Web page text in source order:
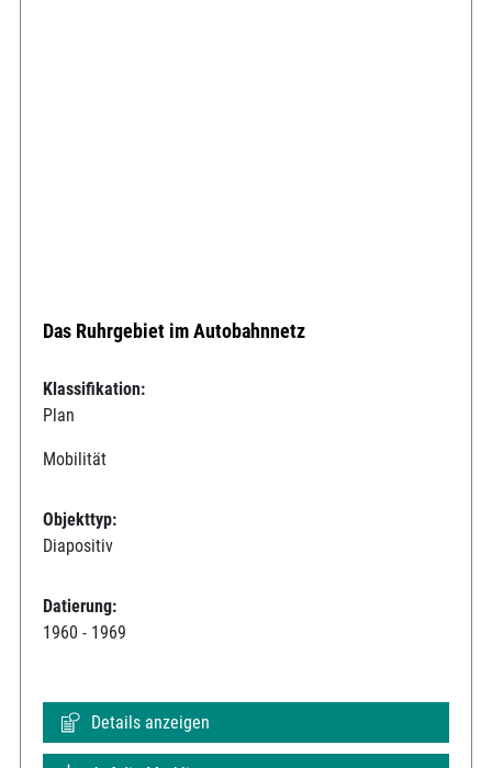
Das Ruhrgebiet im Autobahnnetz
Klassifikation:
Plan
Mobilität
Objekttyp:
Diapositiv
Datierung:
1960 - 1969
Details anzeigen